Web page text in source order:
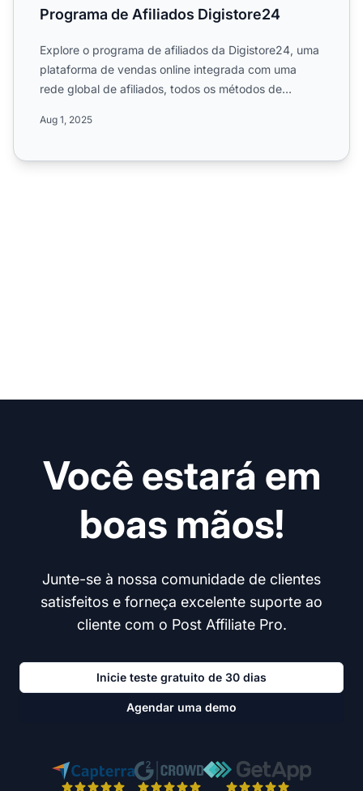
Programa de Afiliados Digistore24
Explore o programa de afiliados da Digistore24, uma
plataforma de vendas online integrada com uma
rede global de afiliados, todos os métodos de
Aug 1, 2025
Você estará em
boas mãos!
Junte-se à nossa comunidade de clientes
satisfeitos e forneça excelente suporte ao
cliente com o Post Affiliate Pro.
Inicie teste gratuito de 30 dias
Agendar uma demo